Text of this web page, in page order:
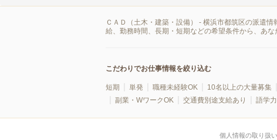
ＣＡＤ（土木・建築・設備） - 横浜市都筑区の派遣
給、勤務時間、長期・短期などの希望条件から、あ
こだわりでお仕事情報を絞り込む
短期 単発 職種未経験OK 10名以上の大量募集
副業・WワークOK
交通費別途支給あり 語学
個人情報の取り扱